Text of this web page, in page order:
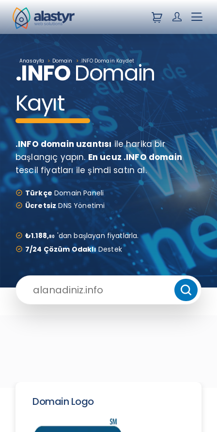
Sepetiniz
MüşteriMenü
Anasayfa > Domain > .INFO Domain Kaydet
.INFODomain
Kayıt
.INFO domain uzantısı ile harika bir
başlangıç yapın.En ucuz .INFO domain
tescil fiyatları ile şimdi satın al.
Türkçe Domain Paneli
Ücretsiz DNS Yönetimi
₺1.188,80 'dan başlayan fiyatlarla.
7/24 Çözüm OdaklıDestek
Domain Logo